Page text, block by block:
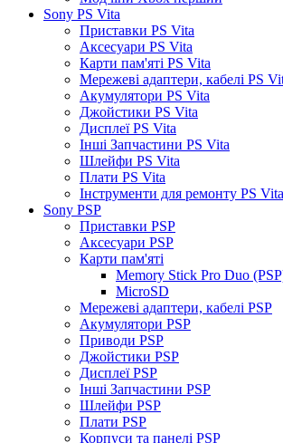
Sony PS Vita
Приставки PS Vita
Аксесуари PS Vita
Карти пам'яті PS Vita
Мережеві адаптери, кабелі PS
Акумулятори PS Vita
Джойстики PS Vita
Дисплеї PS Vita
Інші Запчастини PS Vita
Шлейфи PS Vita
Плати PS Vita
Інструменти для ремонту PS Vita
Sony PSP
Приставки PSP
Аксесуари PSP
Карти пам'яті
Memory Stick Pro Duo
MicroSD
Мережеві адаптери, кабелі PSP
Акумулятори PSP
Приводи PSP
Джойстики PSP
Дисплеї PSP
Інші Запчастини PSP
Шлейфи PSP
Плати PSP
Корпуси та панелі PSP